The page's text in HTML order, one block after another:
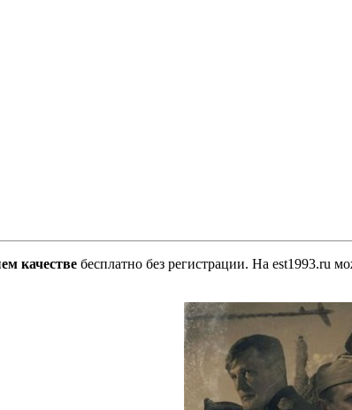
качестве бесплатно без регистрации. На est1993.ru